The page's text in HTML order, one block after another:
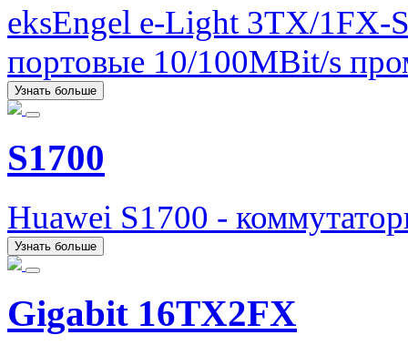
eksEngel e-Light 3TX/1FX-
портовые 10/100MBit/s
Узнать больше
S1700
Huawei S1700 -
Узнать больше
Gigabit 16TX2FX